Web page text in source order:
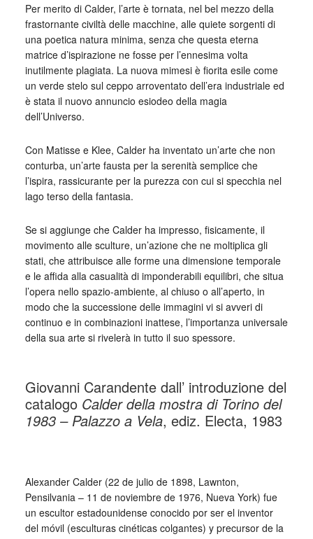
Per merito di Calder, l’arte è tornata, nel bel mezzo della
frastornante civiltà delle macchine, alle quiete sorgenti di
una poetica natura minima, senza che questa eterna
matrice d’ispirazione ne fosse per l’ennesima volta
inutilmente plagiata. La nuova mimesi è fiorita esile come
un verde stelo sul ceppo arroventato dell’era industriale ed
è stata il nuovo annuncio esiodeo della magia
dell’Universo.
Con Matisse e Klee, Calder ha inventato un’arte che non
conturba, un’arte fausta per la serenità semplice che
l’ispira, rassicurante per la purezza con cui si specchia nel
lago terso della fantasia.
Se si aggiunge che Calder ha impresso, fisicamente, il
movimento alle sculture, un’azione che ne moltiplica gli
stati, che attribuisce alle forme una dimensione temporale
e le affida alla casualità di imponderabili equilibri, che situa
l’opera nello spazio-ambiente, al chiuso o all’aperto, in
modo che la successione delle immagini vi si avveri di
continuo e in combinazioni inattese, l’importanza universale
della sua arte si rivelerà in tutto il suo spessore.
Giovanni Carandente dall’ introduzione del
catalogo Calder della mostra di Torino del
1983 – Palazzo a Vela, ediz. Electa, 1983
Alexander Calder (22 de julio de 1898, Lawnton,
Pensilvania – 11 de noviembre de 1976, Nueva York) fue
un escultor estadounidense conocido por ser el inventor
del móvil (esculturas cinéticas colgantes) y precursor de la